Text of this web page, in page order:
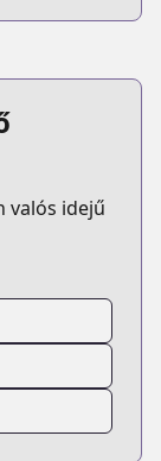
valós idejű